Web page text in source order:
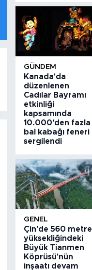
GÜNDEM
Kanada'da
düzenlenen
Cadılar Bayramı
etkinliği
kapsamında
10.000'den fazla
bal kabağı feneri
sergilendi
GENEL
Çin'de 560 metre
yüksekliğindeki
Büyük Tianmen
Köprüsü'nün
inşaatı devam